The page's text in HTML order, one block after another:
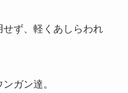
せず、軽くあしらわれ
ガン達。